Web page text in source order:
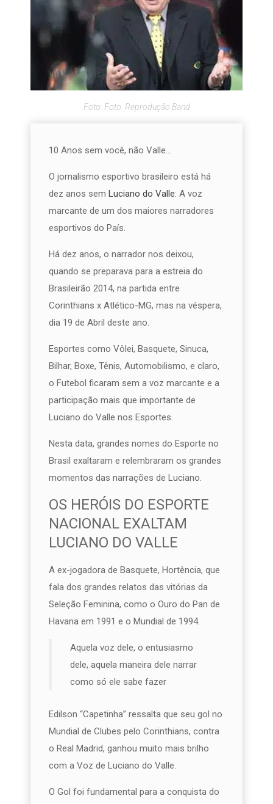
Foto: Foto: Reprodução Band
10 Anos sem você, não Valle…
O jornalismo esportivo brasileiro está há
dez anos sem Luciano do Valle: A voz
marcante de um dos maiores narradores
esportivos do País.
Há dez anos, o narrador nos deixou,
quando se preparava para a estreia do
Brasileirão 2014, na partida entre
Corinthians x Atlético-MG, mas na véspera,
dia 19 de Abril deste ano.
Esportes como Vôlei, Basquete, Sinuca,
Bilhar, Boxe, Tênis, Automobilismo, e claro,
o Futebol ficaram sem a voz marcante e a
participação mais que importante de
Luciano do Valle nos Esportes.
Nesta data, grandes nomes do Esporte no
Brasil exaltaram e relembraram os grandes
momentos das narrações de Luciano.
OS HERÓIS DO ESPORTE
NACIONAL EXALTAM
LUCIANO DO VALLE
A ex-jogadora de Basquete, Hortência, que
fala dos grandes relatos das vitórias da
Seleção Feminina, como o Ouro do Pan de
Havana em 1991 e o Mundial de 1994.
Aquela voz dele, o entusiasmo
dele, aquela maneira dele narrar
como só ele sabe fazer
Edilson “Capetinha” ressalta que seu gol no
Mundial de Clubes pelo Corinthians, contra
o Real Madrid, ganhou muito mais brilho
com a Voz de Luciano do Valle.
O Gol foi fundamental para a conquista do